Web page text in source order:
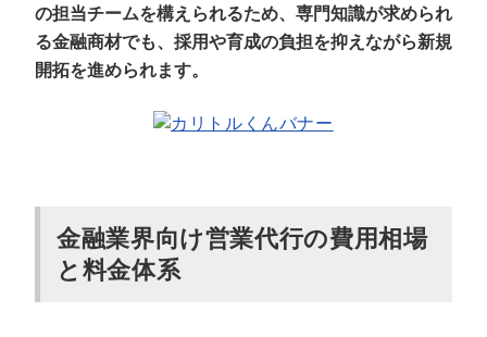
の担当チームを構えられるため、専門知識が求められ
る金融商材でも、採用や育成の負担を抑えながら新規
開拓を進められます。
金融業界向け営業代行の費用相場
と料金体系